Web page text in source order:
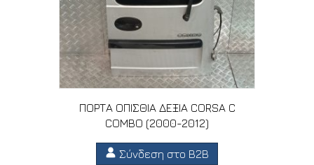
ΠΟΡΤΑ ΟΠΙΣΘΙΑ ΔΕΞΙΑ CORSA C
COMBO (2000-2012)
Σύνδεση στο B2B